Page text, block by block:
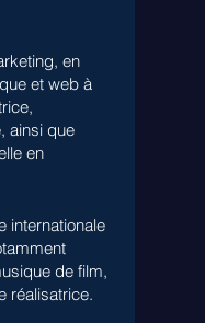
en
et web à
ainsi que
en
internationale
de film,
réalisatrice.